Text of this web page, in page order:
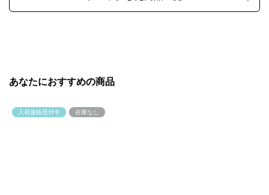
あなたにおすすめの商品
入荷連絡受付中 在庫なし